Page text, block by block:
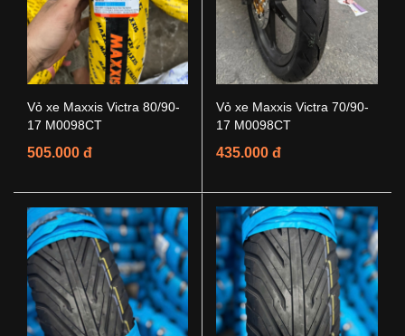
Vỏ xe Maxxis Victra 80/90-
17 M0098CT
505.000 đ
Vỏ xe Maxxis Victra 70/90-
17 M0098CT
435.000 đ